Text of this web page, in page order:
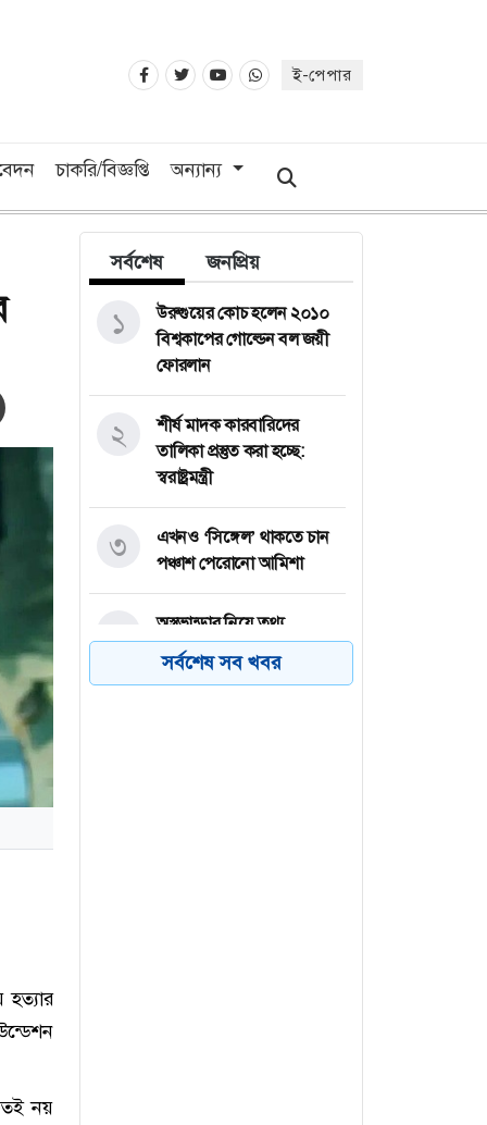
ই-পেপার
চাকরি/বিজ্ঞপ্তি অন্যান্য
হত্যার
নয়
সর্বশেষ জনপ্রিয়
উরুগুয়ের কোচ হলেন ২০১০
বিশ্বকাপের গোল্ডেন বল জয়ী
ফোরলান
১
শীর্ষ মাদক কারবারিদের
তালিকা প্রস্তুত করা হচ্ছে:
স্বরাষ্ট্রমন্ত্রী
২
এখনও ‘সিঙ্গেল’ থাকতে চান
পঞ্চাশ পেরোনো আমিশা
৩
অস্ত্রভান্ডার নিয়ে তথ্য
ফাঁসকারীদের কারাদণ্ডের
হুঁশিয়ারি ট্রাম্পের
৪
সর্বশেষ সব খবর